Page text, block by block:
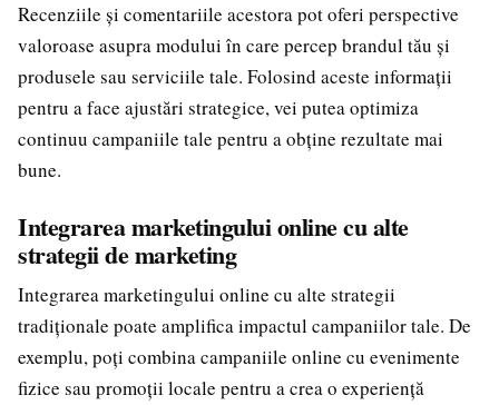
Recenziile și comentariile acestora pot oferi perspective
valoroase asupra modului în care percep brandul tău și
produsele sau serviciile tale. Folosind aceste informații
pentru a face ajustări strategice, vei putea optimiza
continuu campaniile tale pentru a obține rezultate mai
bune.
Integrarea marketingului online cu alte
strategii de marketing
Integrarea marketingului online cu alte strategii
tradiționale poate amplifica impactul campaniilor tale. De
exemplu, poți combina campaniile online cu evenimente
fizice sau promoții locale pentru a crea o experiență